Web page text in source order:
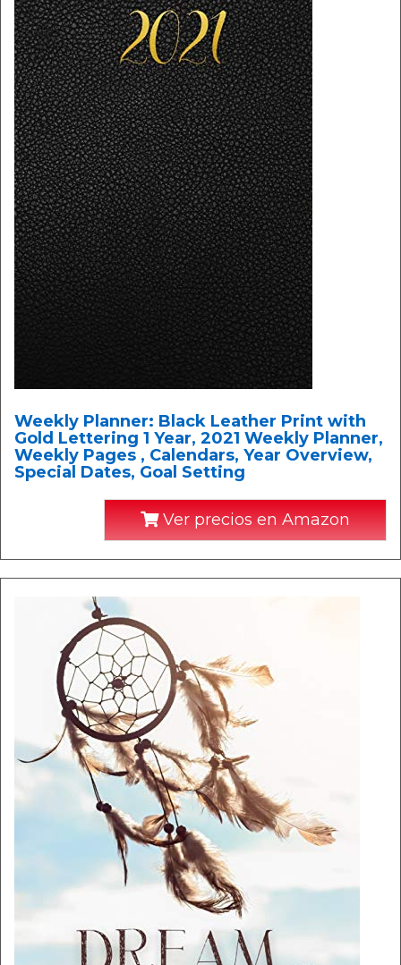
Weekly Planner: Black Leather Print with
Gold Lettering 1 Year, 2021 Weekly Planner,
Weekly Pages , Calendars, Year Overview,
Special Dates, Goal Setting
Ver precios en Amazon